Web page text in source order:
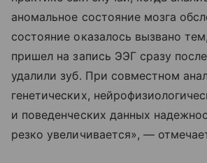
аномальное состояние мозга
состояние оказалось вызвано
пришел на запись ЭЭГ сразу
удалили зуб. При совместном
генетических,
и поведенческих данных
резко увеличивается», —